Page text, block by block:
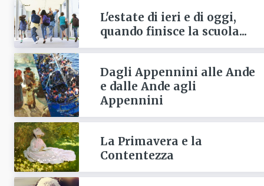
L'estate di ieri e di oggi,
quando finisce la scuola...
Dagli Appennini alle Ande
e dalle Ande agli
Appennini
La Primavera e la
Contentezza